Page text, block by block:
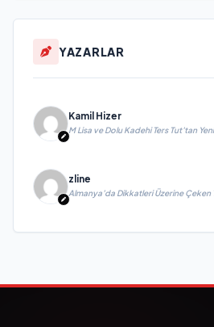
YAZARLAR
Kamil Hizer
M Lisa ve Dolu Kadehi Ters Tut’tan
zline
Almanya’da Dikkatleri Üzerine Çeken